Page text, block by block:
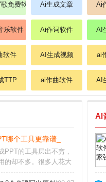
免费软件 Ai生成文章 Ai
乐软件 Ai作词软件 AI
软件 AI生成视频 ai
TTP ai作曲软件 AI
哪个工具更靠谱_
PPT的工具层出不穷，
的却不多。很多人花大
AI